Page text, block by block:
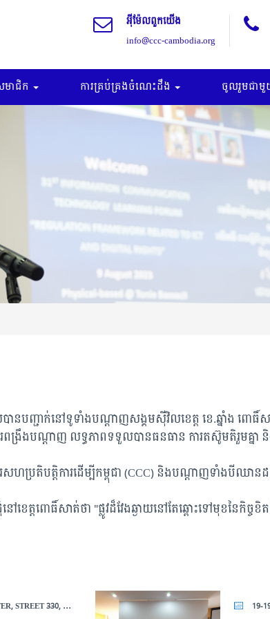
អុីម៉ែលពួកយើង
info@ccc-cambodia.org
ាជិក ការគ្រប់គ្រងចំណេះដឹង ចូលរួមជា
នបញ្ជាក់នៅទូទាំងបណ្តាញសង្គមស៊ីវិលខេត្ត ខេ.ឆ្នាំង ពោ
ង្រឹងបណ្តាញ លទ្ធភាពទទួលបានធនធាន ការតស៊ូមតិរួមគ្នា
សហប្រតិបត្តិការដើម្បីកម្ពុជា (CCC) និងបណ្តាញទាំងបីឈាន
តពោធិ៍សាត់ថា "ផ្លូវដ៏វែងឆ្ងាយនៅតែឆ្ពោះទៅមុខនៃកិច្ចខិត
330, PHNOM PENH 19-